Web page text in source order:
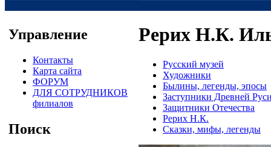
Управление
Контакты
Карта сайта
ФОРУМ
ДЛЯ СОТРУДНИКОВ
филиалов
Поиск
Рерих Н.К.
Русский музей
Художники
Былины, легенды, эпосы
Заступники Древней
Защитники Отечества
Рерих Н.К.
Сказки, мифы, легенды